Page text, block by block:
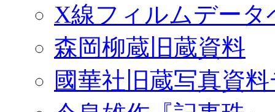
X線フィルムデータ
森岡柳蔵旧蔵資料
國華社旧蔵写真資